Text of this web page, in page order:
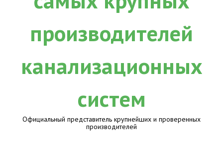
Официальный представитель крупнейших и проверенных
производителей